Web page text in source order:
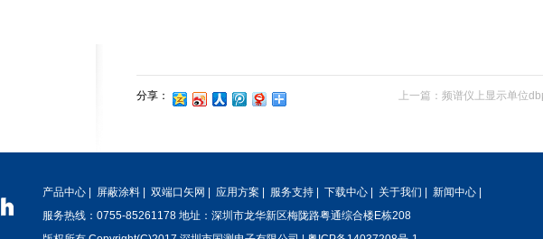
上一篇： 频谱仪上显示单位
分享：
产品中心 屏蔽涂料 双端口矢网 应用方案 服务支持 下载中心 关于我们 新闻中心
服务热线：0755-85261178 地址：深圳市龙华新区梅陇路粤通综合楼E栋208